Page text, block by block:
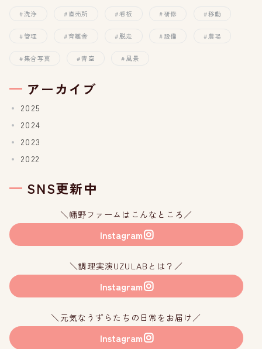
洗浄 直売所 看板 研修 移動
管理 育雛舎 脱走 設備 農場
集合写真 青空 風景
アーカイブ
2025
2024
2023
2022
SNS更新中
＼幡野ファームはこんなところ／
Instagram
＼調理実演UZULABとは？／
Instagram
＼元気なうずらたちの日常をお届け／
Instagram